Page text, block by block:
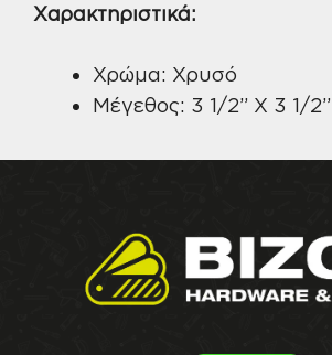
Χαρακτηριστικά:
Χρώμα: Χρυσό
Μέγεθος: 3 1/2” Χ 3 1/2”